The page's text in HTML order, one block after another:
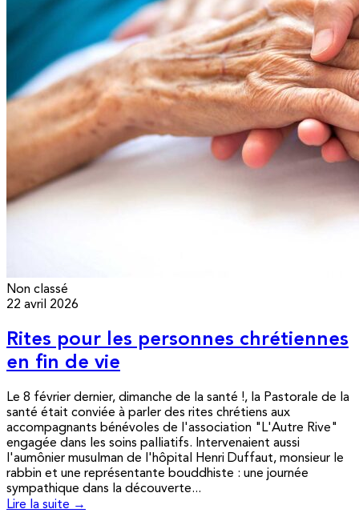
Non classé
22 avril 2026
Rites pour les personnes chrétiennes
en fin de vie
Le 8 février dernier, dimanche de la santé !, la Pastorale de la
santé était conviée à parler des rites chrétiens aux
accompagnants bénévoles de l'association "L'Autre Rive"
engagée dans les soins palliatifs. Intervenaient aussi
l'aumônier musulman de l'hôpital Henri Duffaut, monsieur le
rabbin et une représentante bouddhiste : une journée
sympathique dans la découverte...
Lire la suite →